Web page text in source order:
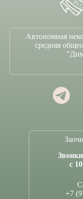
Автономная
средняя
с
+7